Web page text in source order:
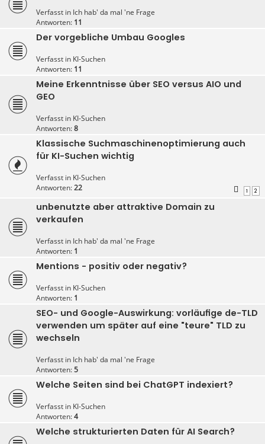
Verfasst in Ich hab' da mal 'ne Frage
Antworten: 11
Der vorgebliche Umbau Googles
Verfasst in KI-Suchen
Antworten: 11
Meine Erkenntnisse über SEO versus AIO und
GEO
Verfasst in KI-Suchen
Antworten:8
Klassische Suchmaschinenoptimierung auch
für KI-Suchen wichtig
Verfasst in KI-Suchen
Antworten:22 1 2
unbenutzte aber attraktive Domain zu
verkaufen
Verfasst in Ich hab' da mal 'ne Frage
Antworten: 1
Mentions - positiv oder negativ?
Verfasst in KI-Suchen
Antworten: 1
SEO- und Google-Auswirkung: vorläufige de-TLD
verwenden um später auf eine "teure" TLD zu
wechseln
Verfasst in Ich hab' da mal 'ne Frage
Antworten:5
Welche Seiten sind bei ChatGPT indexiert?
Verfasst in KI-Suchen
Antworten:4
Welche strukturierten Daten für AI Search?